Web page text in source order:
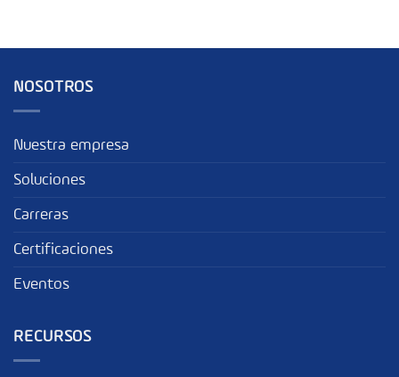
NOSOTROS
Nuestra empresa
Soluciones
Carreras
Certificaciones
Eventos
RECURSOS